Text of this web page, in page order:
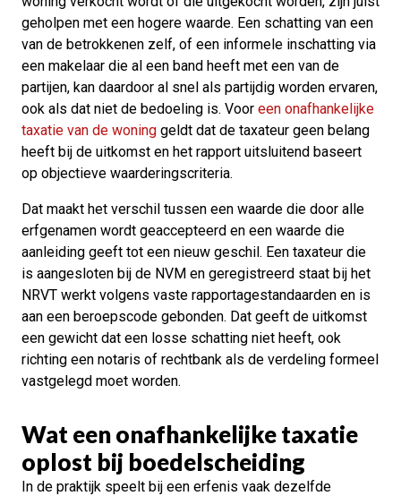
geholpen met een hogere waarde. Een schatting van een
van de betrokkenen zelf, of een informele inschatting via
een makelaar die al een band heeft met een van de
partijen, kan daardoor al snel als partijdig worden ervaren,
ook als dat niet de bedoeling is. Voor een onafhankelijke
taxatie van de woning geldt dat de taxateur geen belang
heeft bij de uitkomst en het rapport uitsluitend baseert
op objectieve waarderingscriteria.
Dat maakt het verschil tussen een waarde die door alle
erfgenamen wordt geaccepteerd en een waarde die
aanleiding geeft tot een nieuw geschil. Een taxateur die
is aangesloten bij de NVM en geregistreerd staat bij het
NRVT werkt volgens vaste rapportagestandaarden en is
aan een beroepscode gebonden. Dat geeft de uitkomst
een gewicht dat een losse schatting niet heeft, ook
richting een notaris of rechtbank als de verdeling formeel
vastgelegd moet worden.
Wat een onafhankelijke taxatie
oplost bij boedelscheiding
In de praktijk speelt bij een erfenis vaak dezelfde